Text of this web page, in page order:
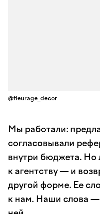
@fleurage_decor
Мы работали:
согласовывали
внутри бюджета. Но
к агентству — и
другой форме. Ее
к нам. Наши слова —